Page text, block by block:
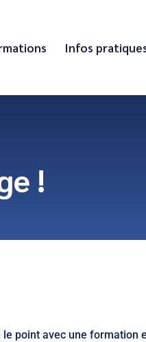
Infos
!
point avec une formation